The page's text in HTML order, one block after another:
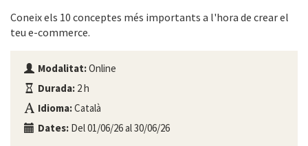
Coneix els 10 conceptes més importants a l'hora de crear el
teu e-commerce.
Modalitat:Online
Durada: 2 h
Idioma:Català
Dates: Del 01/06/26 al 30/06/26